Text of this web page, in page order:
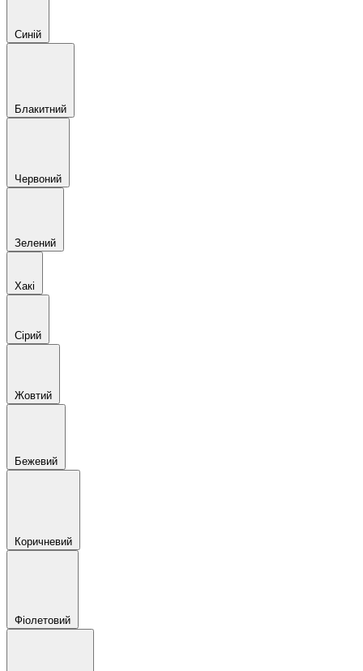
Синій
Блакитний
Червоний
Зелений
Хакі
Сірий
Жовтий
Бежевий
Коричневий
Фіолетовий